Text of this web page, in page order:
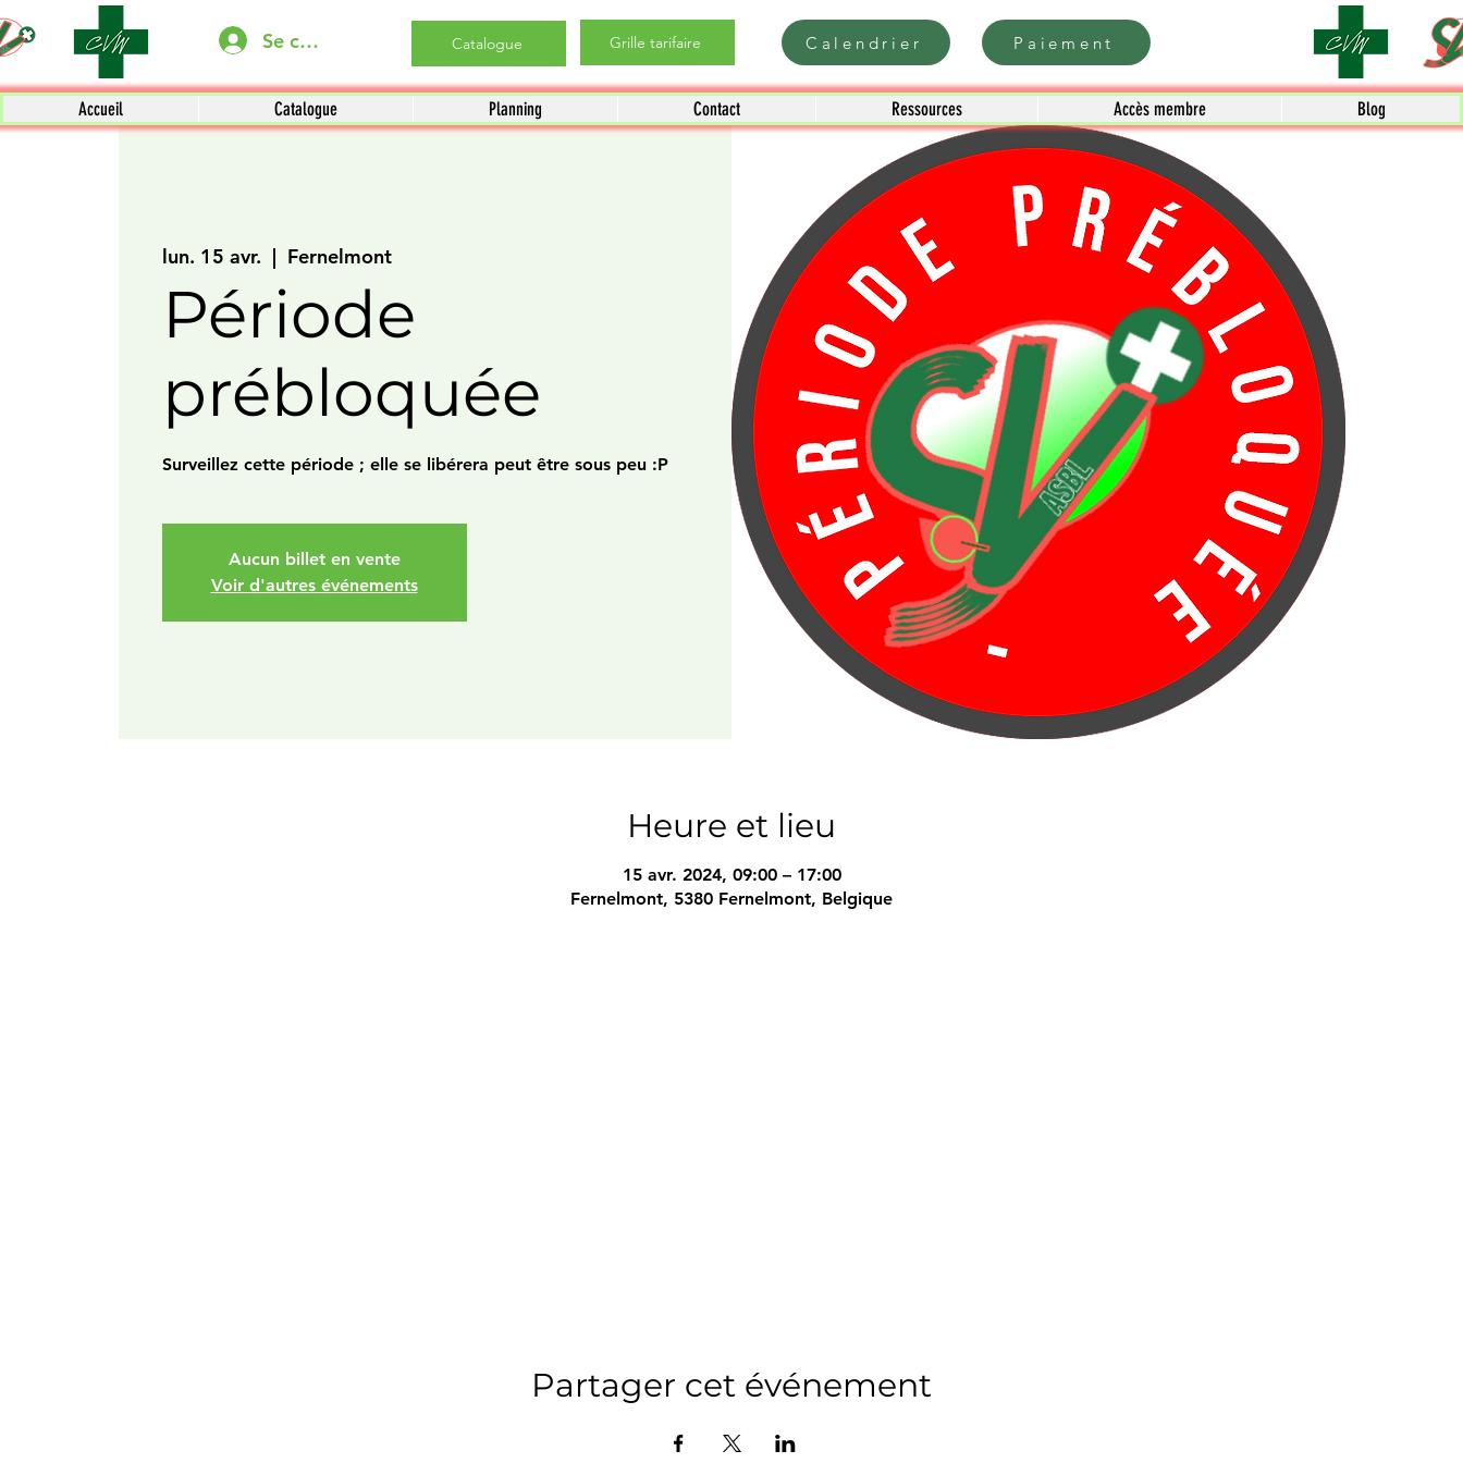
Se connecter Catalogue Grille tarifaire Calendrier Paiement
Accueil Catalogue Planning Contact Ressources Accès membre Blog
lun. 15 avr.
  |
Fernelmont
Période
prébloquée
Surveillez cette période ; elle se libérera peut être sous peu :P
Aucun billet en vente
Voir d'autres événements
Heure et lieu
15 avr. 2024, 09:00 – 17:00
Fernelmont, 5380 Fernelmont, Belgique
Partager cet événement